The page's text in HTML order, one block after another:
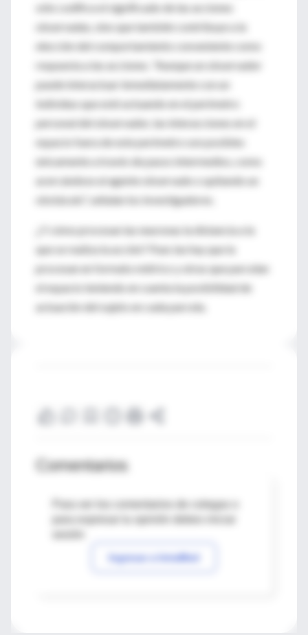
sólo codifica el significado de las acciones
observadas, sino que también contribuye a la
elección del comportamiento conveniente como
respuesta a las acciones. "Aunque un observador
puede interactuar inmediatamente con un
individuo que esté actuando en el perímetro
personal del observador, las interacciones en el
espacio fuera de este perímetro son posibles
únicamente a través de pasos intermedios, como
acercándose al agente observado o quitando un
obstáculo", señalan los investigadores.
¿Y cómo procesan las neuronas la distancia a la
que se realiza la acción? Pues las hay que la
procesan en formato métrico y otras que parcelan
el espacio teniendo en cuenta la posibilidad de
actuación del sujeto en cada parcela.
Comentarios
Para ver los comentarios de colegas o
Ingresar a IntraMed